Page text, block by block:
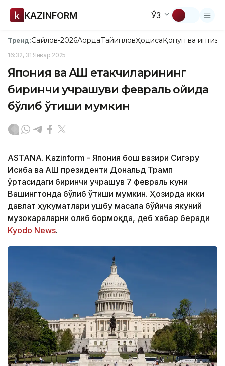
KAZINFORM ЎЗ
Тренд:Сайлов-2026АқордаТайинловҲодисаҚонун ва
16:32, 31 Январ 2025
Япония ва АҚШ етакчиларининг
биринчи учрашуви февраль ойида
бўлиб ўтиши мумкин
ASTANA. Kazinform - Япония бош вазири Сигэру
Исиба ва АҚШ президенти Дональд Трамп
ўртасидаги биринчи учрашув 7 февраль куни
Вашингтонда бўлиб ўтиши мумкин. Ҳозирда икки
давлат ҳукуматлари ушбу масала бўйича якуний
музокараларни олиб бормоқда, деб хабар беради
Kyodo News.